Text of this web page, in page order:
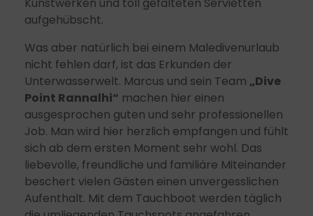
aufgehübscht.
Was aber natürlich bei einem Maledivenurlaub
nicht fehlen darf, ist das Erkunden der
Unterwasserwelt. Marcus und sein Team „Dive
Point Rannalhi“ machen hier einen
ausgesprochen guten und sehr professionellen
Job. Man wird hier herzlich empfangen und fühlt
sich ab dem ersten Moment sehr wohl. Das
liebevolle, freundliche und familiäre Miteinander
beschert vielen Gästen einen unvergesslichen
Aufenthalt. Mit dem Tauchboot werden täglich